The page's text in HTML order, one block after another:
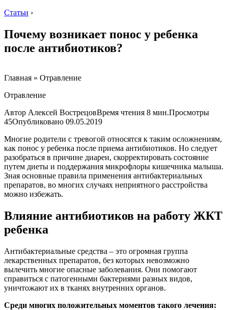
Статьи ›
Почему возникает понос у ребенка
после антибиотиков?
Главная » Отравление
Отравление
Автор Алексей ВострецовВремя чтения 8 мин.Просмотры
45Опубликовано 09.05.2019
Многие родители с тревогой относятся к таким осложнениям,
как понос у ребенка после приема антибиотиков. Но следует
разобраться в причине диареи, скорректировать состояние
путем диеты и поддержания микрофлоры кишечника малыша.
Зная основные правила применения антибактериальных
препаратов, во многих случаях неприятного расстройства
можно избежать.
Влияние антибиотиков на работу ЖКТ
ребенка
Антибактериальные средства – это огромная группа
лекарственных препаратов, без которых невозможно
вылечить многие опасные заболевания. Они помогают
справиться с патогенными бактериями разных видов,
уничтожают их в тканях внутренних органов.
Среди многих положительных моментов такого лечения: